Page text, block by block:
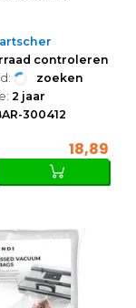
controleren
zoeken
2 jaar
300412
18,89